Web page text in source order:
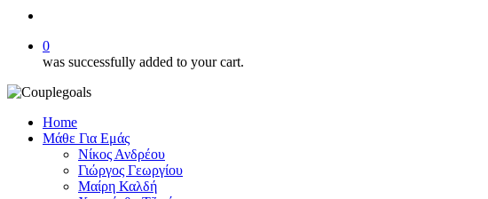
0
was successfully added to your cart.
Home
Μάθε Για Εμάς
Νίκος Ανδρέου
Γιώργος Γεωργίου
Μαίρη Καλδή